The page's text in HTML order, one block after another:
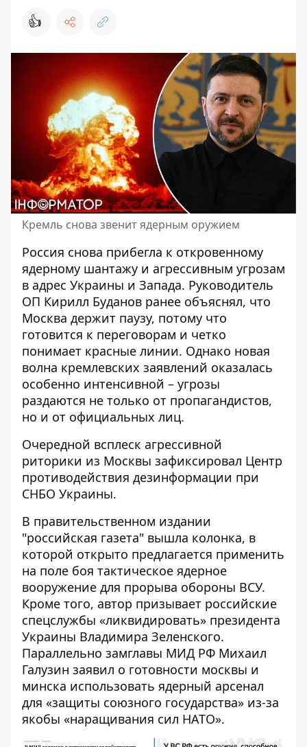
👍
Кремль снова звенит ядерным оружием
Россия снова прибегла к откровенному
ядерному шантажу и агрессивным угрозам
в адрес Украины и Запада. Руководитель
ОП Кирилл Буданов ранее объяснял, что
Москва держит паузу, потому что
готовится к переговорам и четко
понимает красные линии. Однако новая
волна кремлевских заявлений оказалась
особенно интенсивной – угрозы
раздаются не только от пропагандистов,
но и от официальных лиц.
Очередной всплеск агрессивной
риторики из Москвы зафиксировал Центр
противодействия дезинформации при
СНБО Украины.
В правительственном издании
"российская газета" вышла колонка, в
которой открыто предлагается применить
на поле боя тактическое ядерное
вооружение для прорыва обороны ВСУ.
Кроме того, автор призывает российские
спецслужбы «ликвидировать» президента
Украины Владимира Зеленского.
Параллельно замглавы МИД РФ Михаил
Галузин заявил о готовности москвы и
минска использовать ядерный арсенал
для «защиты союзного государства» из-за
якобы «наращивания сил НАТО».